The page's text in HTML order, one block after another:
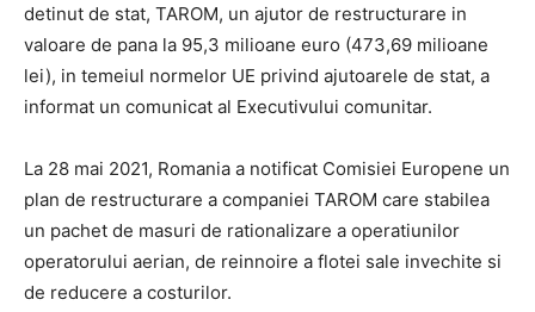
detinut de stat, TAROM, un ajutor de restructurare in
valoare de pana la 95,3 milioane euro (473,69 milioane
lei), in temeiul normelor UE privind ajutoarele de stat, a
informat un comunicat al Executivului comunitar.
La 28 mai 2021, Romania a notificat Comisiei Europene un
plan de restructurare a companiei TAROM care stabilea
un pachet de masuri de rationalizare a operatiunilor
operatorului aerian, de reinnoire a flotei sale invechite si
de reducere a costurilor.